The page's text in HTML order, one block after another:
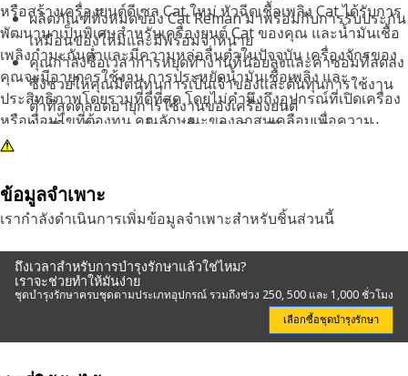
หรือสร้างเครื่องยนต์ดีเซล Cat ใหม่ หัวฉีดเชื้อเพลิง Cat ได้รับการ
พัฒนามาเป็นพิเศษสำหรับเครื่องยนต์ Cat ของคุณ และน้ำมันเชื้อ
เพลิงกำมะถันต่ำและมีความหล่อลื่นต่ำในปัจจุบัน เครื่องจักรของ
คุณจะมีอายุการใช้งาน การประหยัดน้ำมันเชื้อเพลิง และ
ประสิทธิภาพโดยรวมที่ดีที่สุด โดยไม่คำนึงถึงอุปกรณ์ที่เปิดเครื่อง
หรือเงื่อนไขที่ต้องทน คุณลักษณะของลูกสูบเคลือบเพื่อความ
ทนทานต่อการสึกหรอสูงสุด หัวฉีดของเรารวมถึงการปรับปรุงทาง
การทดสอบอย่างเข้มงวดเพื่อความน่าเชื่อถือ ซึ่งทำให้หัวฉีดของ
เราแตกต่างจากแบรนด์สินค้าเทียบรุ่นที่ออกแบบทางวิศวกรรม
ย้อนกลับที่อาจทำให้สูญเสียกำลังเครื่องและประสิทธิภาพความ
ประหยัดน้ำมันเชื้อเพลิงสูงถึง 5%
ผลิตภัณฑ์ทั้งหมดของ Cat Reman มาพร้อมกับการรับประกัน
เหมือนของใหม่และมีพร้อมจำหน่าย
คุณกำลังซื้อเวลาการหยุดทำงานที่น้อยลงและค่าซ่อมที่ลดลง
ซึ่งช่วยให้คุณมีต้นทุนการเป็นเจ้าของและต้นทุนการใช้งาน
ต่ำที่สุดตลอดอายุการใช้งานของเครื่องยนต์
ไม่มีใครรู้จักระบบน้ำมันเชื้อเพลิง Cat ดีไปกว่า Caterpillar
ผลกระทบต่อสิ่งแวดล้อมอีกด้วย
ข้อมูลจำเพาะ
เรากำลังดำเนินการเพิ่มข้อมูลจำเพาะสำหรับชิ้นส่วนนี้
ถึงเวลาสำหรับการบำรุงรักษาแล้วใช่ไหม?
เราจะช่วยทำให้มันง่าย
ชุดบำรุงรักษาครบชุดตามประเภทอุปกรณ์ รวมถึงช่วง 250, 500 และ 1,000 ชั่วโมง
เลือกซื้อชุดบำรุงรักษา